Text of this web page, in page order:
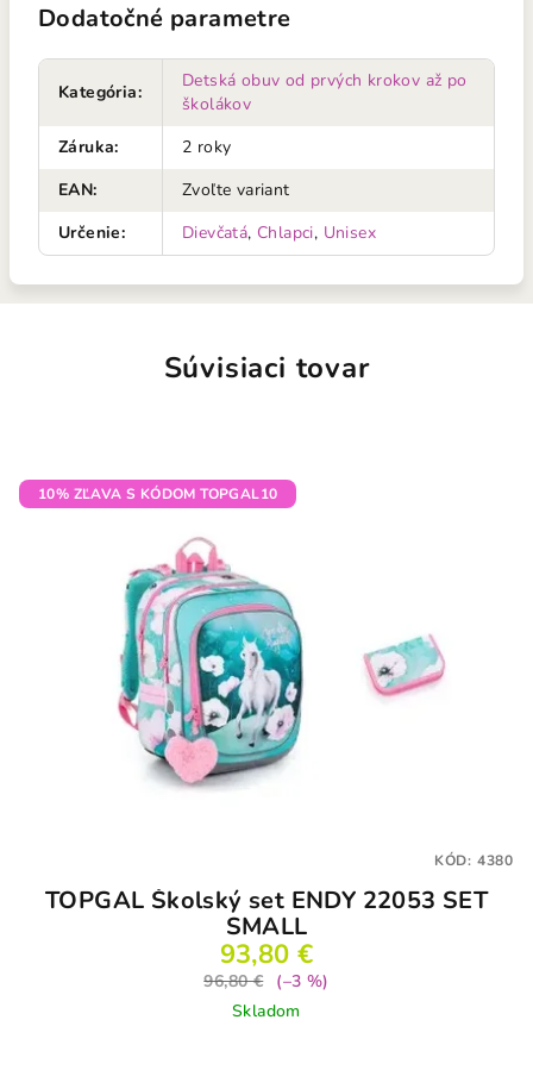
Dodatočné parametre
Kategória:
Detská obuv od prvých krokov až po
školákov
Záruka:
2 roky
EAN:
Zvoľte variant
Určenie: Dievčatá, Chlapci, Unisex
Súvisiaci tovar
10% ZĽAVA S KÓDOM TOPGAL10
TOPGAL Školský set ENDY 22053 SET
SMALL
93,80 €
96,80 €
(–3 %)
Skladom
KÓD: 4380